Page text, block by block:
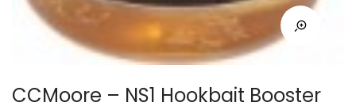
CCMoore – NS1 Hookbait Booster